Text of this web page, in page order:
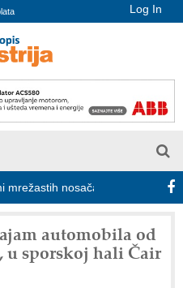
Log In
nosača kablova Novi
automobila od
u sporskoj hali Čair